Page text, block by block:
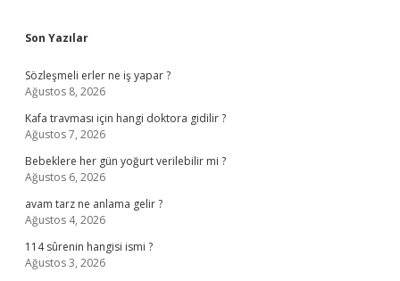
Sidebar
Son Yazılar
Sözleşmeli erler ne iş yapar ?
Ağustos 8, 2026
Kafa travması için hangi doktora gidilir ?
Ağustos 7, 2026
Bebeklere her gün yoğurt verilebilir mi ?
Ağustos 6, 2026
avam tarz ne anlama gelir ?
Ağustos 4, 2026
114 sûrenin hangisi ismi ?
Ağustos 3, 2026